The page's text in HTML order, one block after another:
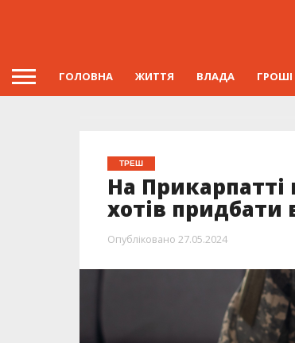
ГОЛОВНА ЖИТТЯ ВЛАДА ГРОШІ
ТРЕШ
На
хотів придбати
Опубліковано 27.05.2024